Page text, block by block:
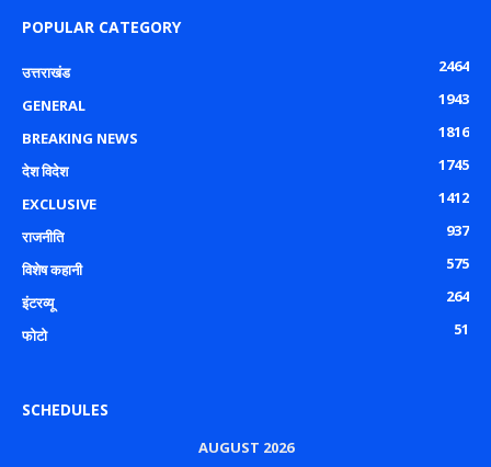
POPULAR CATEGORY
उत्तराखंड
2464
GENERAL
1943
BREAKING NEWS
1816
देश विदेश
1745
EXCLUSIVE
1412
राजनीति
937
विशेष कहानी
575
इंटरव्यू
264
फोटो
51
SCHEDULES
AUGUST 2026